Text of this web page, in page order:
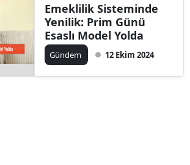
Emeklilik Sisteminde
Yenilik: Prim Günü
Esaslı Model Yolda
Gündem 12 Ekim 2024